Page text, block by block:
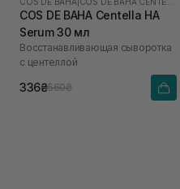
COS DE BAHA Centella HA
Serum 30 мл
Восстанавливающая сыворотка
с центеллой
336₴560₴